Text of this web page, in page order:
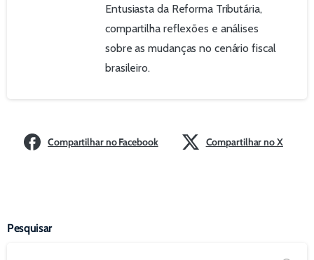
Entusiasta da Reforma Tributária,
compartilha reflexões e análises
sobre as mudanças no cenário fiscal
brasileiro.
Compartilhar no Facebook Compartilhar no X
Pesquisar